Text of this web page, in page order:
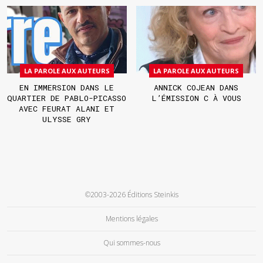
LA PAROLE AUX AUTEURS
EN IMMERSION DANS LE
QUARTIER DE PABLO-PICASSO
AVEC FEURAT ALANI ET
ULYSSE GRY
LA PAROLE AUX AUTEURS
ANNICK COJEAN DANS
L’ÉMISSION C À VOUS
©2003-2026 Éditions Steinkis
Mentions légales
Qui sommes-nous